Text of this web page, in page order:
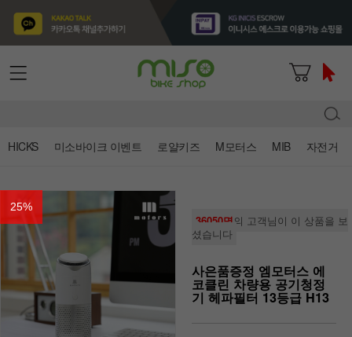
HICKS 미소바이크 이벤트 로얄키즈 M모터스 MIB 자전거
25%
36050명의 고객님이 이 상품을 보
셨습니다
사은품증정 엠모터스 에
코클린 차량용 공기청정
기 헤파필터 13등급 H13